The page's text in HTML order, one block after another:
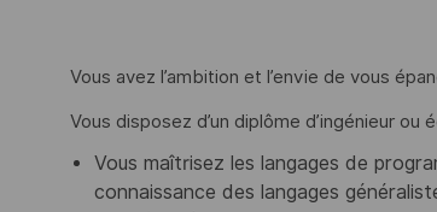
Vous avez l’ambition et l’envie de vous
Vous disposez d’un diplôme d’ingénieur
Vous maîtrisez les langages de
connaissance des langages